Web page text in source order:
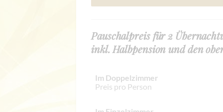
Pauschalpreis für 2
inkl. Halbpension und den
Im Doppelzimmer
Preis pro Person